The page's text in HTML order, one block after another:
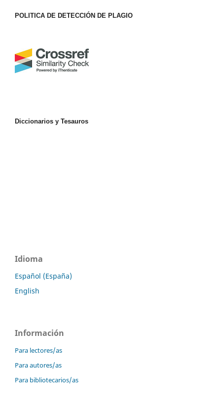
POLITICA DE DETECCIÓN DE PLAGIO
Diccionarios y Tesauros
Idioma
Español (España)
English
Información
Para lectores/as
Para autores/as
Para bibliotecarios/as